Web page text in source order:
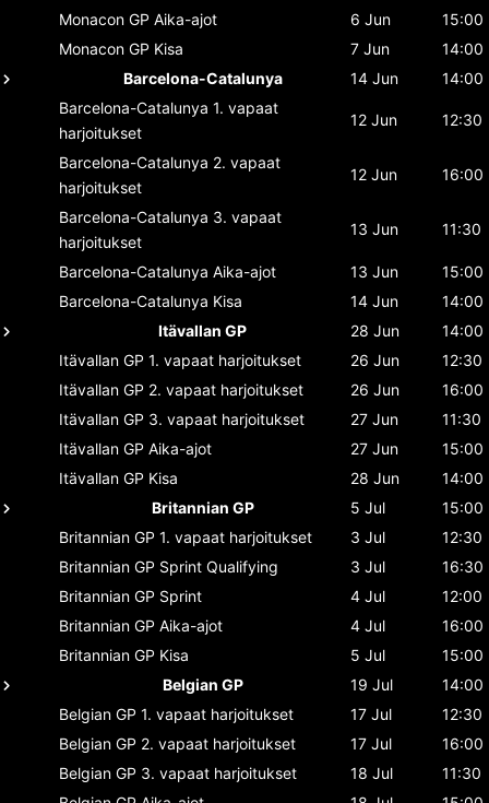
Monacon GP Aika-ajot 6 Jun
15:00
Monacon GP Kisa 7 Jun
14:00
Barcelona-Catalunya
14 Jun
14:00
Barcelona-Catalunya 1. vapaat
harjoitukset
12 Jun 12:30
Barcelona-Catalunya 2. vapaat
harjoitukset
12 Jun 16:00
Barcelona-Catalunya 3. vapaat
harjoitukset
13 Jun 11:30
Barcelona-Catalunya Aika-ajot 13 Jun
15:00
Barcelona-Catalunya Kisa 14 Jun
14:00
Itävallan GP
28 Jun
14:00
Itävallan GP 1. vapaat harjoitukset 26 Jun
12:30
Itävallan GP 2. vapaat harjoitukset 26 Jun
16:00
Itävallan GP 3. vapaat harjoitukset 27 Jun
11:30
Itävallan GP Aika-ajot 27 Jun
15:00
Itävallan GP Kisa 28 Jun
14:00
Britannian GP
5 Jul
15:00
Britannian GP 1. vapaat harjoitukset 3 Jul
12:30
Britannian GP Sprint Qualifying 3 Jul
16:30
Britannian GP Sprint 4 Jul
12:00
Britannian GP Aika-ajot 4 Jul
16:00
Britannian GP Kisa 5 Jul
15:00
Belgian GP
19 Jul
14:00
Belgian GP 1. vapaat harjoitukset 17 Jul
12:30
Belgian GP 2. vapaat harjoitukset 17 Jul
16:00
Belgian GP 3. vapaat harjoitukset 18 Jul
11:30